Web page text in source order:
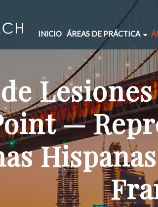
INICIO ÁREAS DE PRÁCTICA
ACCIDENTES DE AUTO
SEGURO INSUFICIENTE
ACCIDENTES DE
ACCIDENTES DE
ACCIDENTES DE UBER
ACCIDENTES DE
ACCIDENTES DE
MORDEDURAS DE
RESBALONES Y CAÍDAS
LESIONES
—